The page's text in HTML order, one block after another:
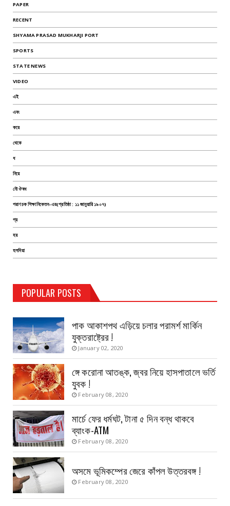
PAPER
RECENT
SHYAMA PRASAD MUKHARJI PORT
SPORTS
STATE NEWS
VIDEO
এই
এবং
করে
থেকে
ধ
নিয়ে
নৌ ঔষধ
পরাণচক শিক্ষানিকেতন-এর(প্রতিষ্ঠা : ১১ জানুয়ারি ১৯০৭)
প্র
হয়
হলদিয়া
POPULAR POSTS
TEST PAGE
Haldia Bandar August 14, 2019
পাক আকাশপথ এড়িয়ে চলার পরামর্শ মার্কিন
যুক্তরাষ্ট্রের !
January 02, 2020
ঙ্গে করোনা আতঙ্ক, জ্বর নিয়ে হাসপাতালে ভর্তি
যুবক !
February 08, 2020
মার্চে ফের ধর্মঘট, টানা ৫ দিন বন্ধ থাকবে
ব্যাংক-ATM
February 08, 2020
অসমে ভূমিকম্পের জেরে কাঁপল উত্তরবঙ্গ !
February 08, 2020